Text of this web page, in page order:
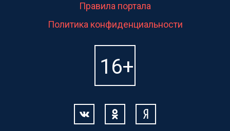
Правила портала
Политика конфиденциальности